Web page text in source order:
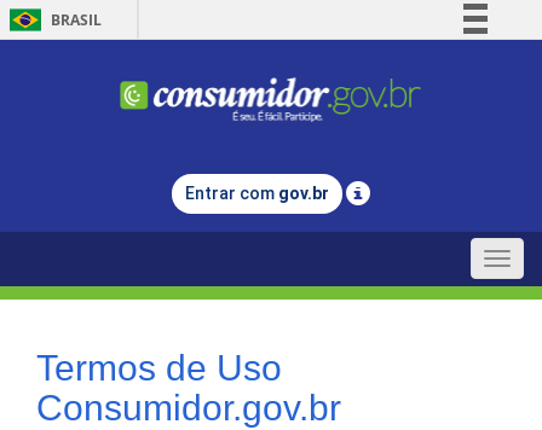
BRASIL
Comunica BR
Legislação
Entrar com gov.br
Toggle
Termos de Uso
Consumidor.gov.br